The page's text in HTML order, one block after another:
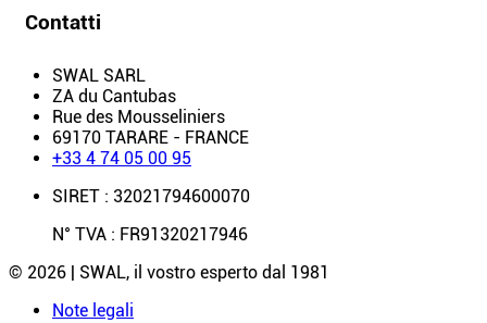
Contatti
SWAL SARL
ZA du Cantubas
Rue des Mousseliniers
69170 TARARE - FRANCE
+33 4 74 05 00 95
SIRET : 32021794600070
N° TVA : FR91320217946
© 2026 | SWAL, il vostro esperto dal 1981
Note legali